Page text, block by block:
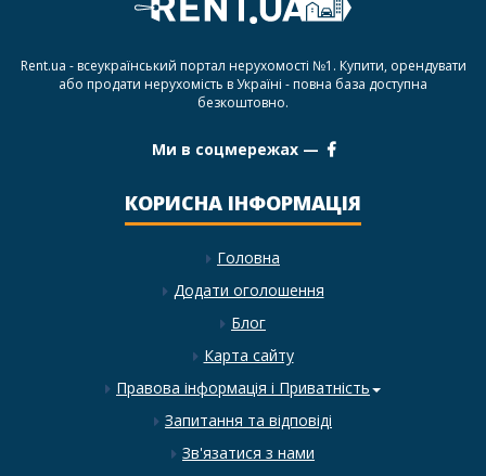
Rent.ua - всеукраїнський портал нерухомості №1. Купити, орендувати
або продати нерухомість в Україні - повна база доступна
безкоштовно.
Ми в соцмережах —
КОРИСНА ІНФОРМАЦІЯ
Головна
Додати оголошення
Блог
Карта сайту
Правова інформація і Приватність
Запитання та відповіді
Зв'язатися з нами